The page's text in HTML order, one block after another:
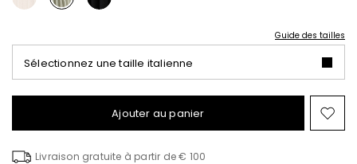
Guide des tailles
Sélectionnez une taille italienne
Ajouter au panier
Livraison gratuite à partir de € 100